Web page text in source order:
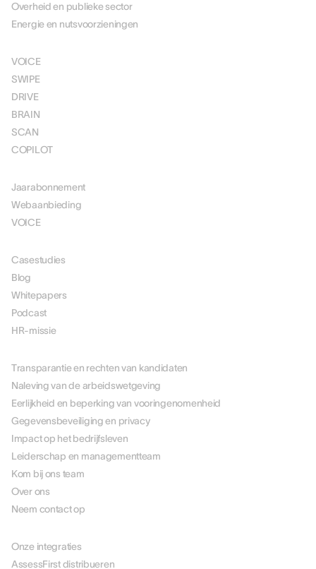
Overheid en publieke sector
Energie en nutsvoorzieningen
VOICE
SWIPE
DRIVE
BRAIN
SCAN
COPILOT
Jaarabonnement
Webaanbieding
VOICE
Casestudies
Blog
Whitepapers
Podcast
HR-missie
Transparantie en rechten van kandidaten
Naleving van de arbeidswetgeving
Eerlijkheid en beperking van vooringenomenheid
Gegevensbeveiliging en privacy
Impact op het bedrijfsleven
Leiderschap en managementteam
Kom bij ons team
Over ons
Neem contact op
Onze integraties
AssessFirst distribueren